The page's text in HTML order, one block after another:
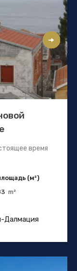
время
(м²)
m²
Далмация